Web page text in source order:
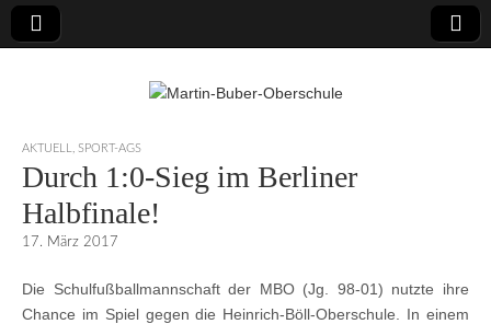
Martin-Buber-
Oberschule
AKTUELL SPORT-AGS
Durch 1:0-Sieg im Berliner
Halbfinale!
17. März 2017
Die Schulfußballmannschaft der MBO (Jg. 98-01) nutzte ihre
Chance im Spiel gegen die Heinrich-Böll-Oberschule. In einem